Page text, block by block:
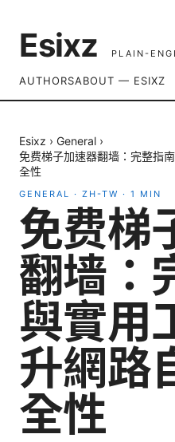
Esixz PLAIN-
AUTHORSABOUT — ESIXZ
Esixz › General ›
免费梯子加速器翻墙：完整指
全性
GENERAL · ZH-TW · 1 MIN
免费梯
翻墙：
與實用
升網路
全性